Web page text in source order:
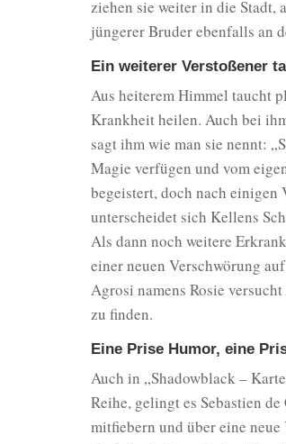
ziehen sie weiter in die Stadt,
jüngerer Bruder ebenfalls an
Ein weiterer Verstoßener
Aus heiterem Himmel taucht
Krankheit heilen. Auch bei
sagt ihm wie man sie nennt:
Magie verfügen und vom
begeistert, doch nach
unterscheidet sich Kellens
Als dann noch weitere
einer neuen Verschwörung
Agrosi namens Rosie
zu finden.
Eine Prise Humor, eine
Auch in „Shadowblack –
Reihe, gelingt es Sebastien
mitfiebern und über eine